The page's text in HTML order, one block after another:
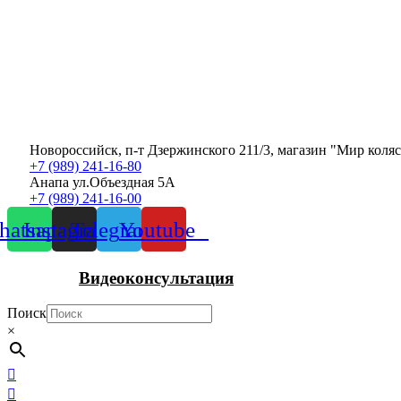
Новороссийск, п-т Дзержинского 211/3, магазин "Мир
+7 (989) 241-16-80
Анапа ул.Объездная 5А
+7 (989) 241-16-00
InstagramTelegramYoutube
Видеоконсультация
Поиск
×